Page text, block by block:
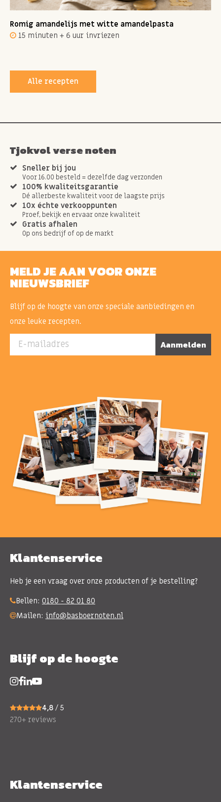
Romig amandelijs met witte amandelpasta
15 minuten + 6 uur invriezen
Alle recepten
Tjokvol verse noten
Sneller bij jou
Voor 16.00 besteld = dezelfde dag verzonden
100% kwaliteitsgarantie
Dé allerbeste kwaliteit voor de laagste prijs
10x échte verkooppunten
Proef, bekijk en ervaar onze kwaliteit
Gratis afhalen
Op ons bedrijf of op de markt
MELD JE AAN VOOR ONZE
NIEUWSBRIEF
Blijf op de hoogte van onze speciale aanbiedingen en
onze leuke recepten.
E-mailadres Aanmelden
Klantenservice
Heb je een vraag over onze producten of je bestelling?
Bellen: 0180 - 82 01 80
Mailen: info@basboernoten.nl
Blijf op de hoogte
4,8 / 5
270+ reviews
Klantenservice